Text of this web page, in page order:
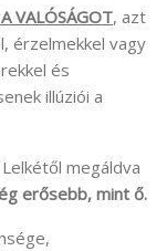
VALÓSÁGOT, azt
érzelmekkel vagy
és
illúziói a
megáldva
erősebb, mint ő.